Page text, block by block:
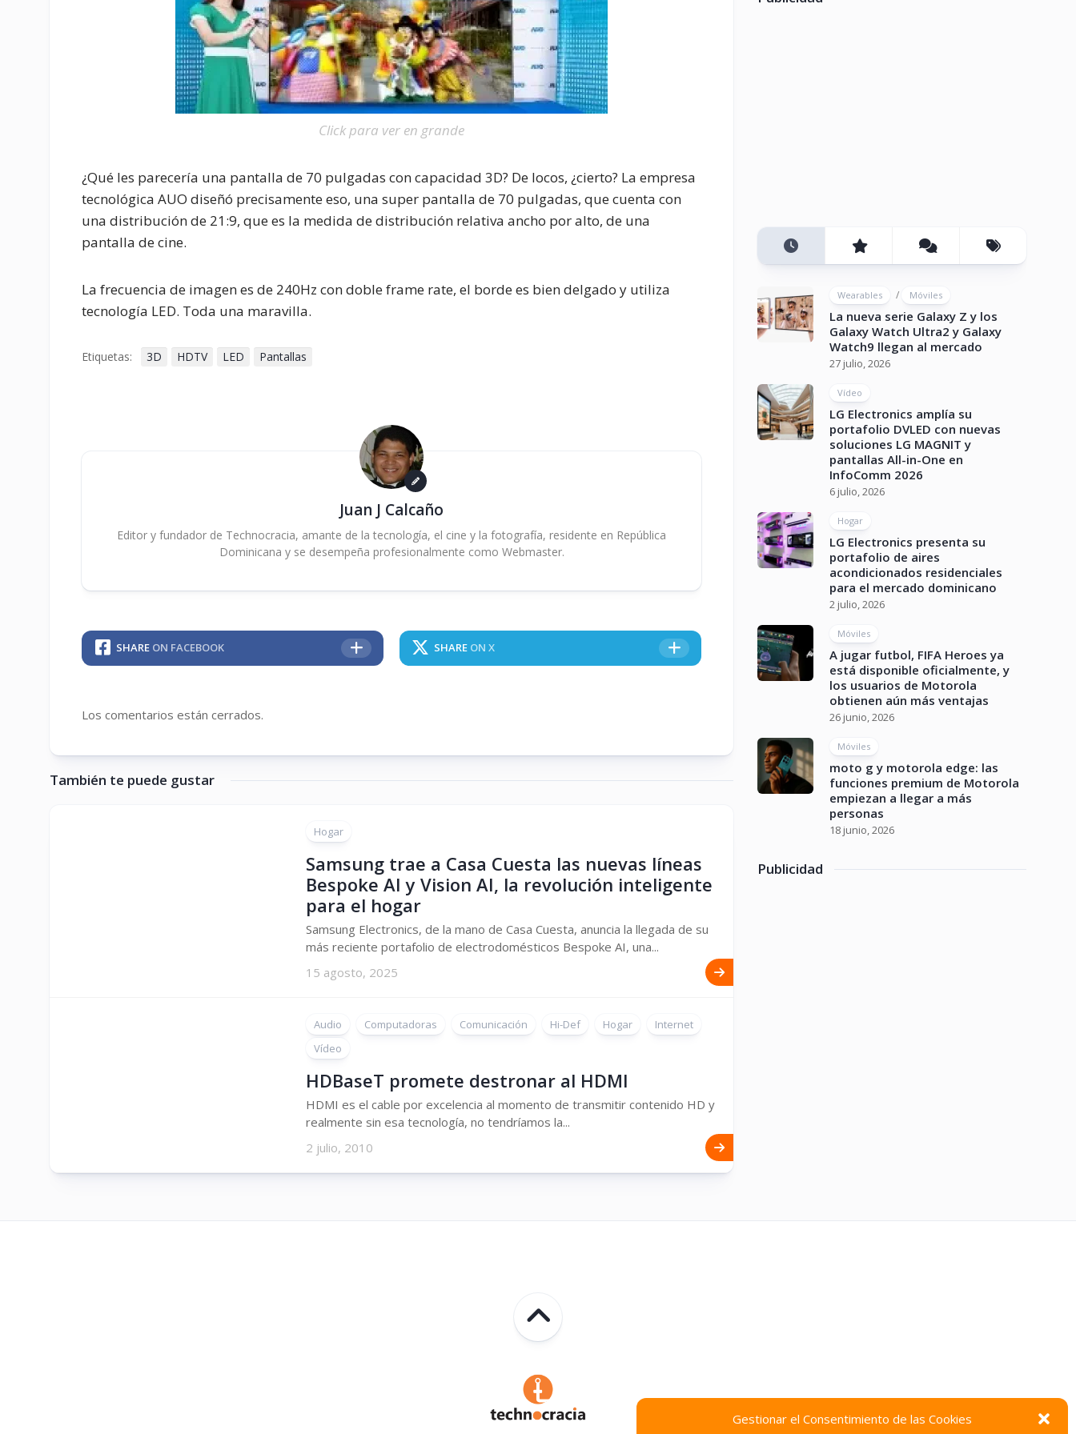
Gestionar el Consentimiento de las Cookies
Click para ver en grande
¿Qué les parecería una pantalla de 70 pulgadas con capacidad 3D? De locos, ¿cierto? La empresa
tecnológica AUO diseñó precisamente eso, una super pantalla de 70 pulgadas, que cuenta con
una distribución de 21:9, que es la medida de distribución relativa ancho por alto, de una
pantalla de cine.
La frecuencia de imagen es de 240Hz con doble frame rate, el borde es bien delgado y utiliza
tecnología LED. Toda una maravilla.
Etiquetas: 3D HDTV LED Pantallas
Juan J Calcaño
Editor y fundador de Technocracia, amante de la tecnología, el cine y la fotografía, residente en República
Dominicana y se desempeña profesionalmente como Webmaster.
SHARE ON FACEBOOK SHARE ON X
Los comentarios están cerrados.
También te puede gustar
Hogar
Samsung trae a Casa Cuesta las nuevas líneas
Bespoke AI y Vision AI, la revolución inteligente
para el hogar
Samsung Electronics, de la mano de Casa Cuesta, anuncia la llegada de su
más reciente portafolio de electrodomésticos Bespoke AI, una...
15 agosto, 2025
Audio Computadoras Comunicación Hi-Def Hogar
Internet
Vídeo
HDBaseT promete destronar al HDMI
HDMI es el cable por excelencia al momento de transmitir contenido HD y
realmente sin esa tecnología, no tendríamos la...
2 julio, 2010
Wearables / Móviles
La nueva serie Galaxy Z y los
Galaxy Watch Ultra2 y Galaxy
Watch9 llegan al mercado
27 julio, 2026
Vídeo
LG Electronics amplía su
portafolio DVLED con nuevas
soluciones LG MAGNIT y
pantallas All-in-One en
InfoComm 2026
6 julio, 2026
Hogar
LG Electronics presenta su
portafolio de aires
acondicionados residenciales
para el mercado dominicano
2 julio, 2026
Móviles
A jugar futbol, FIFA Heroes ya
está disponible oficialmente, y
los usuarios de Motorola
obtienen aún más ventajas
26 junio, 2026
Móviles
moto g y motorola edge: las
funciones premium de Motorola
empiezan a llegar a más
personas
18 junio, 2026
Publicidad